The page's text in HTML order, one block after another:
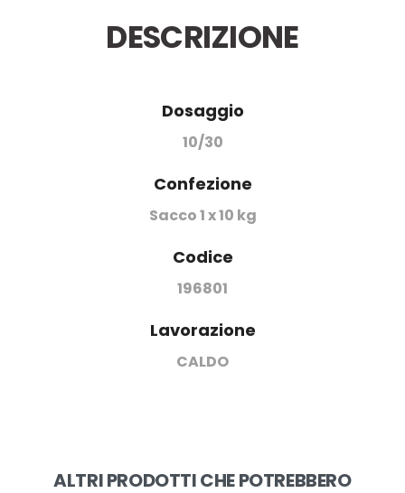
DESCRIZIONE
Dosaggio
10/30
Confezione
Sacco 1 x 10 kg
Codice
196801
Lavorazione
CALDO
ALTRI PRODOTTI CHE POTREBBERO